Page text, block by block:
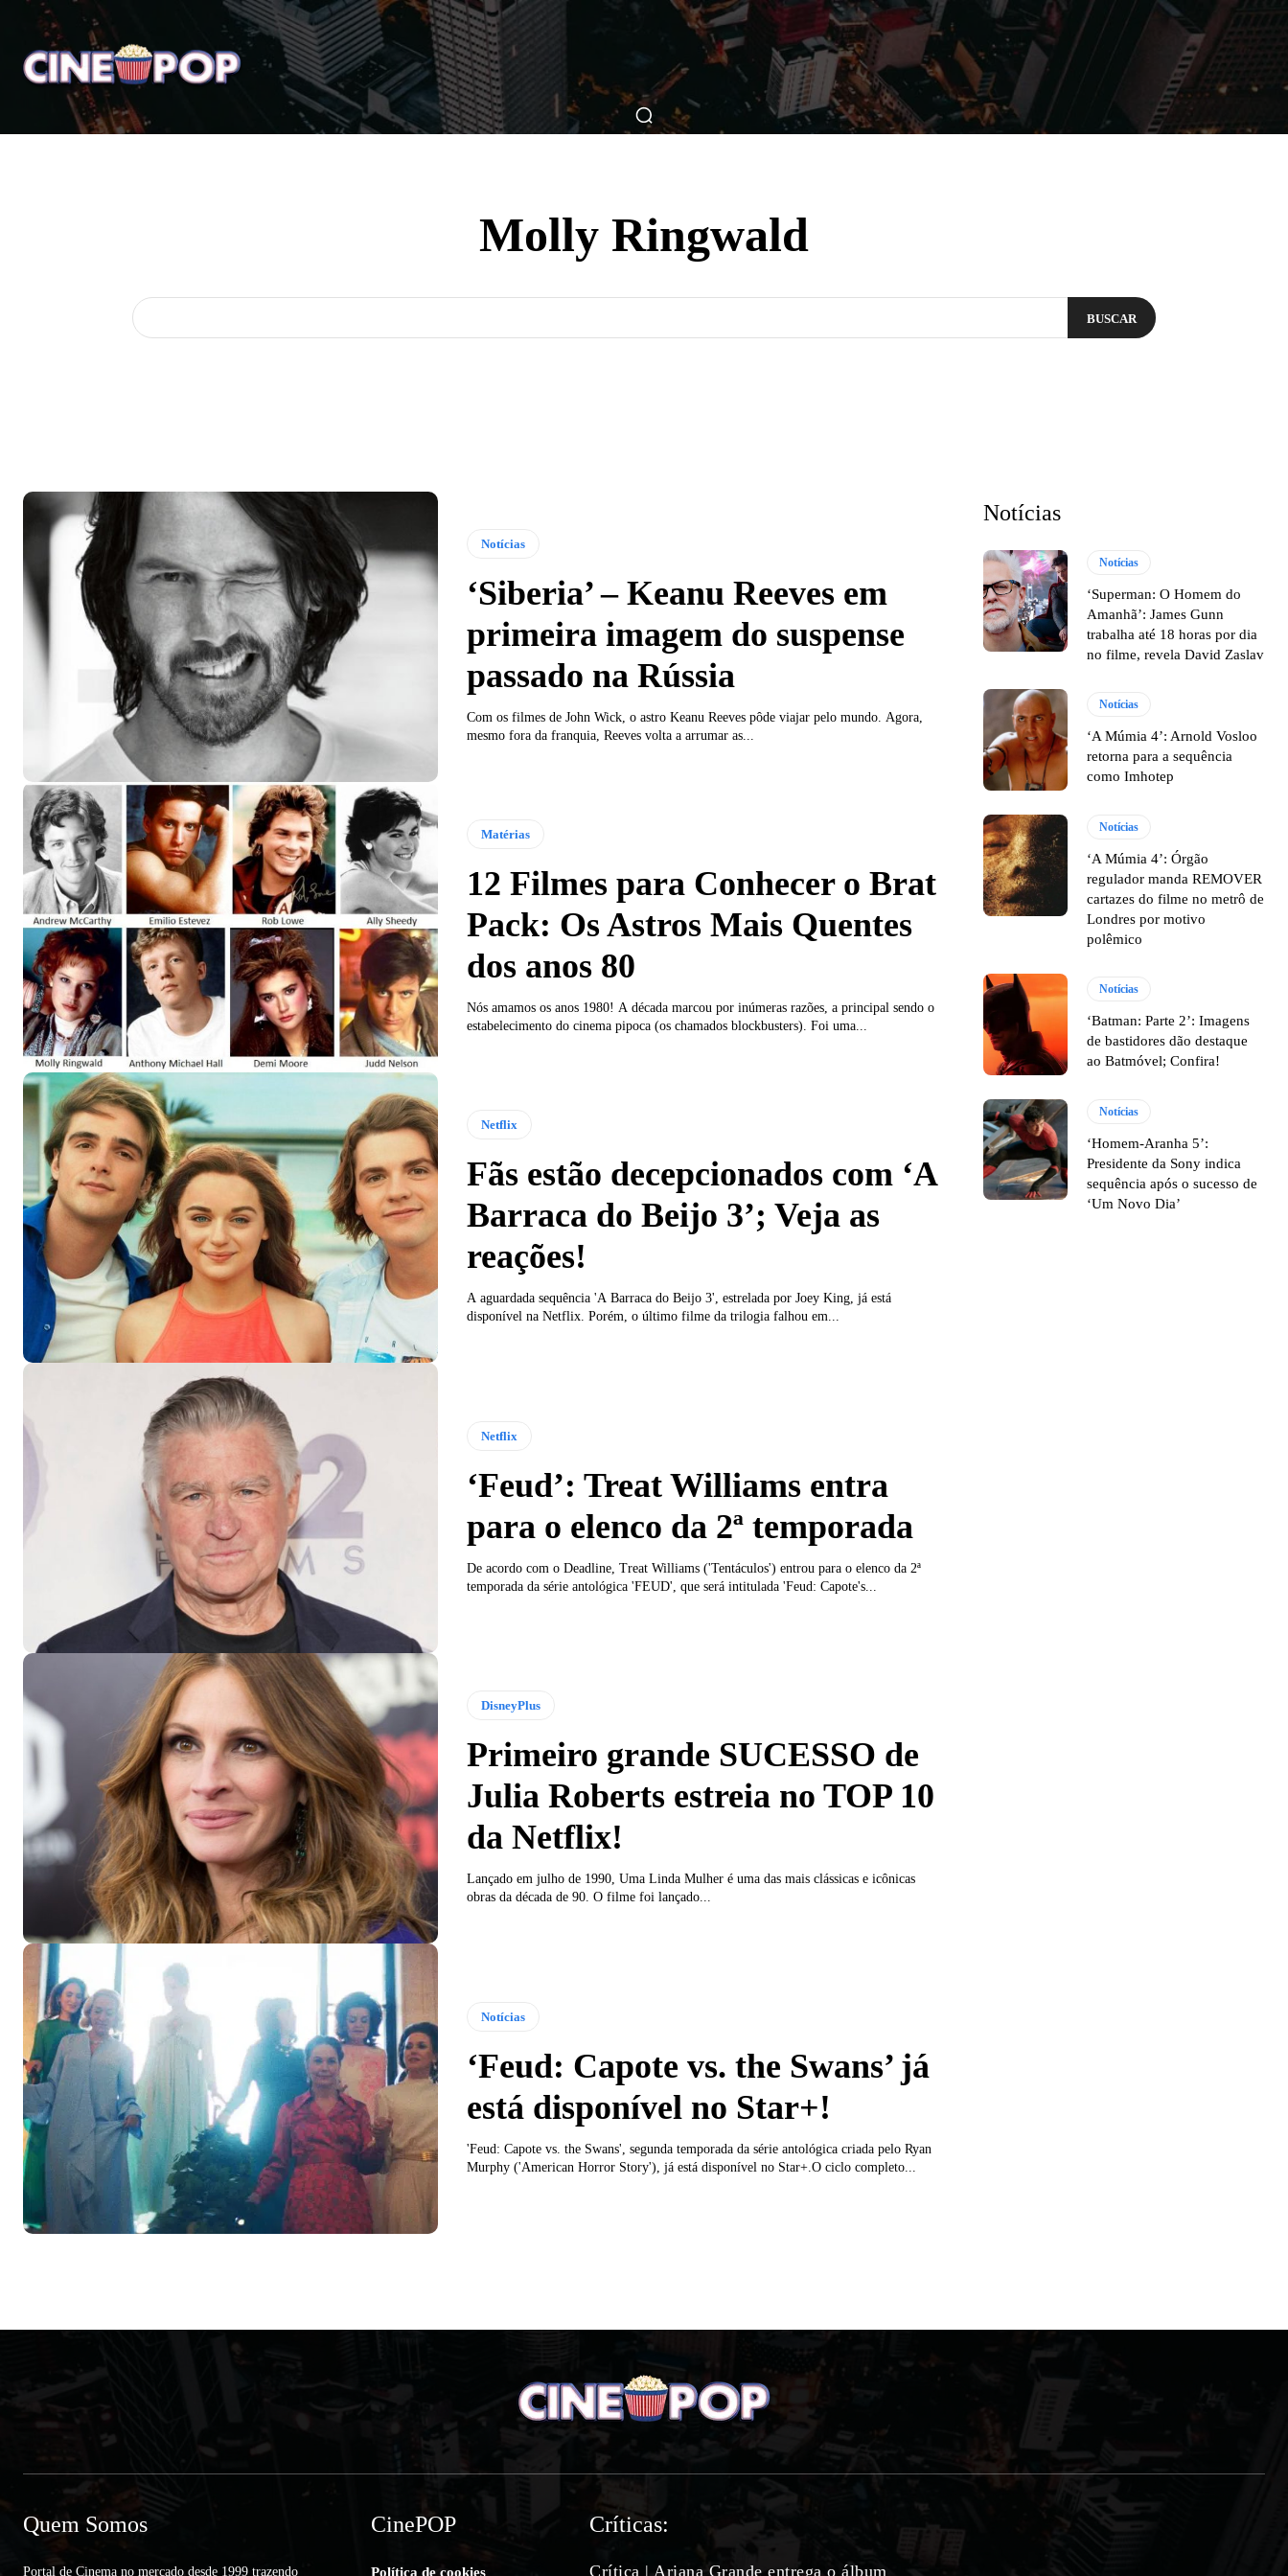
Home Notícias Críticas Breve Nos Cinemas Matérias Nos Cinemas Filmes Séries Música Gênero
Molly Ringwald
BUSCAR
Notícias
‘Siberia’ – Keanu Reeves em
primeira imagem do suspense
passado na Rússia
Com os filmes de John Wick, o astro Keanu Reeves pôde viajar pelo mundo. Agora,
mesmo fora da franquia, Reeves volta a arrumar as...
Matérias
12 Filmes para Conhecer o Brat
Pack: Os Astros Mais Quentes
dos anos 80
Nós amamos os anos 1980! A década marcou por inúmeras razões, a principal sendo o
estabelecimento do cinema pipoca (os chamados blockbusters). Foi uma...
Netflix
Fãs estão decepcionados com ‘A
Barraca do Beijo 3’; Veja as
reações!
A aguardada sequência 'A Barraca do Beijo 3', estrelada por Joey King, já está
disponível na Netflix. Porém, o último filme da trilogia falhou em...
Netflix
‘Feud’: Treat Williams entra
para o elenco da 2ª temporada
De acordo com o Deadline, Treat Williams ('Tentáculos') entrou para o elenco da 2ª
temporada da série antológica 'FEUD', que será intitulada 'Feud: Capote's...
DisneyPlus
Primeiro grande SUCESSO de
Julia Roberts estreia no TOP 10
da Netflix!
Lançado em julho de 1990, Uma Linda Mulher é uma das mais clássicas e icônicas
obras da década de 90. O filme foi lançado...
Notícias
‘Feud: Capote vs. the Swans’ já
está disponível no Star+!
'Feud: Capote vs. the Swans', segunda temporada da série antológica criada pelo Ryan
Murphy ('American Horror Story'), já está disponível no Star+.O ciclo completo...
Notícias
Notícias
‘Superman: O Homem do
Amanhã’: James Gunn
trabalha até 18 horas por dia
no filme, revela David Zaslav
Notícias
‘A Múmia 4’: Arnold Vosloo
retorna para a sequência
como Imhotep
Notícias
‘A Múmia 4’: Órgão
regulador manda REMOVER
cartazes do filme no metrô de
Londres por motivo
polêmico
Notícias
‘Batman: Parte 2’: Imagens
de bastidores dão destaque
ao Batmóvel; Confira!
Notícias
‘Homem-Aranha 5’:
Presidente da Sony indica
sequência após o sucesso de
‘Um Novo Dia’
Quem Somos
Portal de Cinema no mercado desde 1999 trazendo
CinePOP
Política de cookies
Críticas:
Crítica | Ariana Grande entrega o álbum